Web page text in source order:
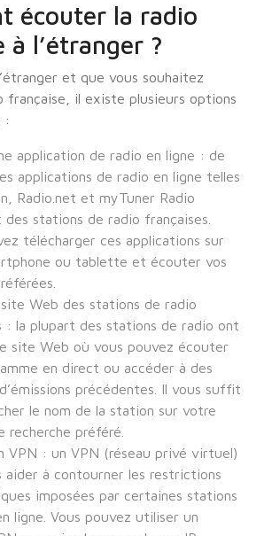
écouter la radio
à l’étranger ?
et que vous souhaitez
française, il existe plusieurs options
:
application de radio en ligne : de
applications de radio en ligne telles
Radio.net et myTuner Radio
des stations de radio françaises.
télécharger ces applications sur
ou tablette et écouter vos
Web des stations de radio
: la plupart des stations de radio ont
site Web où vous pouvez écouter
en direct ou accéder à des
précédentes. Il vous suffit
le nom de la station sur votre
recherche préféré.
VPN : un VPN (réseau privé virtuel)
aider à contourner les restrictions
imposées par certaines stations
ligne. Vous pouvez utiliser un